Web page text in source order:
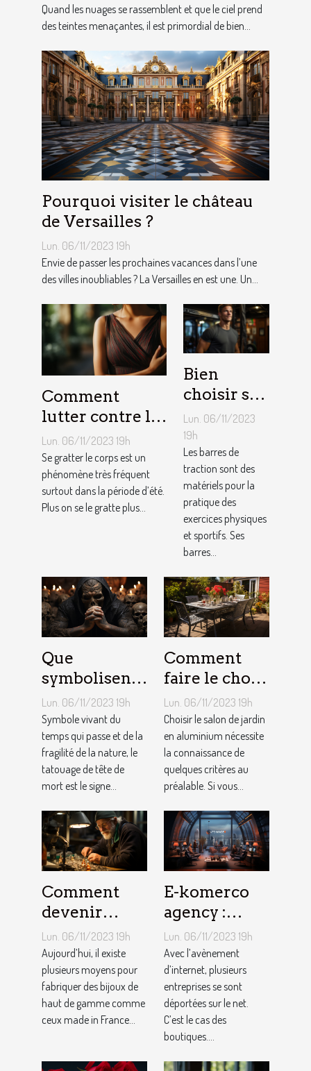
Quand les nuages se rassemblent et que le ciel prend
des teintes menaçantes, il est primordial de bien...
Pourquoi visiter le château
de Versailles ?
Lun. 06/11/2023 19h
Envie de passer les prochaines vacances dans l’une
des villes inoubliables ? La Versailles en est une. Un...
Comment
lutter contre la
démangeaison ?
Lun. 06/11/2023 19h
Se gratter le corps est un
phénomène très fréquent
surtout dans la période d’été.
Plus on se le gratte plus...
Bien
choisir sa
barre de
traction :
nos
conseils !
Lun. 06/11/2023
19h
Les barres de
traction sont des
matériels pour la
pratique des
exercices physiques
et sportifs. Ses
barres...
Que
symbolisent
les Tatouages
Têtes de
Mort ?
Lun. 06/11/2023 19h
Symbole vivant du
temps qui passe et de la
fragilité de la nature, le
tatouage de tête de
mort est le signe...
Comment
faire le choix
d’un salon de
jardin en
aluminium ?
Lun. 06/11/2023 19h
Choisir le salon de jardin
en aluminium nécessite
la connaissance de
quelques critères au
préalable. Si vous...
Comment
devenir
bijoutier-
joaillier ?
Lun. 06/11/2023 19h
Aujourd’hui, il existe
plusieurs moyens pour
fabriquer des bijoux de
haut de gamme comme
ceux made in France...
E-komerco
agency :
qu’est-ce que
c’est ?
Lun. 06/11/2023 19h
Avec l’avènement
d’internet, plusieurs
entreprises se sont
déportées sur le net.
C’est le cas des
boutiques....